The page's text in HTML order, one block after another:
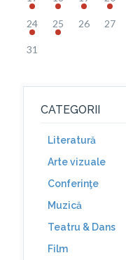
24 25 26 27
31
CATEGORII
Literatură
Arte vizuale
Conferinţe
Muzică
Teatru & Dans
Film